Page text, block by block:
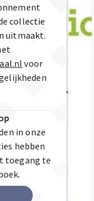
collectie
uitmaakt.
voor
in onze
hebben
toegang te